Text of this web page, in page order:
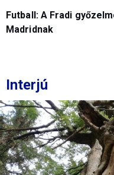
Futball: A Fradi
Madridnak
Interjú